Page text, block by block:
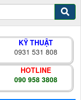
KỸ THUẬT
0931 531 808
HOTLINE
090 958 3808